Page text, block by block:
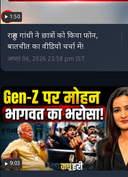
1:50
राहुल गांधी ने छात्रों को किया फोन,
बातचीत का वीडियो चर्चा में!
अगस्त 06, 2026 23:58 pm IST
9:03